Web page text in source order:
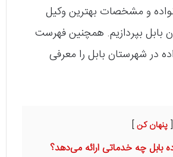
و مشخصات بهترین وکیل
بابل بپردازیم. همچنین فهرست
در شهرستان بابل را معرفی
پنهان کن
بابل چه خدماتی ارائه می‌دهد؟